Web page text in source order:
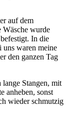
auf dem
Wäsche wurde
In die
uns waren meine
den ganzen Tag
lange Stangen, mit
anheben, sonst
wieder schmutzig